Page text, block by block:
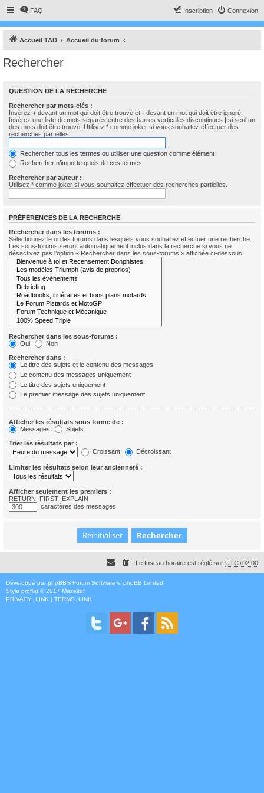
FAQ Connexion
Inscription
Accueil TAD Accueil du forum
Rechercher
QUESTION DE LA RECHERCHE
Rechercher par mots-clés :
Insérez + devant un mot qui doit être trouvé et - devant un mot qui doit être ignoré.
Insérez une liste de mots séparés entre des barres verticales discontinues | si seul un
des mots doit être trouvé. Utilisez * comme joker si vous souhaitez effectuer des
recherches partielles.
Rechercher tous les termes ou utiliser une question comme élément
Rechercher n’importe quels de ces termes
Rechercher par auteur :
Utilisez * comme joker si vous souhaitez effectuer des recherches partielles.
PRÉFÉRENCES DE LA RECHERCHE
Rechercher dans les forums :
Sélectionnez le ou les forums dans lesquels vous souhaitez effectuer une recherche.
Les sous-forums seront automatiquement inclus dans la recherche si vous ne
désactivez pas l’option « Rechercher dans les sous-forums » affichée ci-dessous.
Rechercher dans les sous-forums :
Oui
Non
Rechercher dans :
Le titre des sujets et le contenu des messages
Le contenu des messages uniquement
Le titre des sujets uniquement
Le premier message des sujets uniquement
Afficher les résultats sous forme de :
Messages
Sujets
Trier les résultats par :
Croissant
Décroissant
Limiter les résultats selon leur ancienneté :
Afficher seulement les premiers :
RETURN_FIRST_EXPLAIN
caractères des messages
Le fuseau horaire est réglé sur UTC+02:00
Développé par phpBB® Forum Software © phpBB Limited
Style proflat © 2017 Mazeltof
PRIVACY_LINK
TERMS_LINK